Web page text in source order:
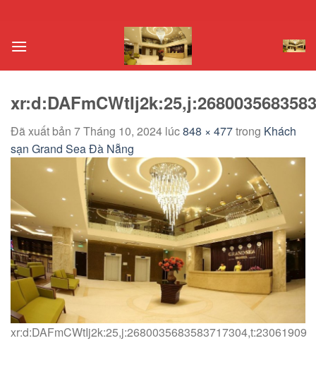
nội
Đã xuất bản 7 Tháng 10, 2024 lúc848 × 477trong Khách
sạn Grand Sea Đà Nẵng
xr:d:DAFmCWtIj2k:25,j:2680035683583717304,t:23061909